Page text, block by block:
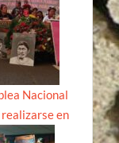
Nacional
en